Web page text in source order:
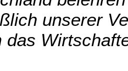
unserer
das